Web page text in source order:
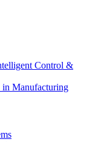
Control &
Manufacturing